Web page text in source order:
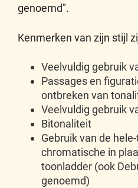
genoemd".
Kenmerken van zijn stijl
Veelvuldig gebruik
Passages en
ontbreken van
Veelvuldig gebruik
Bitonaliteit
Gebruik van de
chromatische in
toonladder (ook
genoemd)